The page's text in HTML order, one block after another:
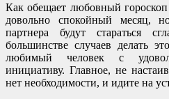
Как обещает любовный
довольно спокойный месяц,
партнера будут стараться
большинстве случаев делать
любимый человек с
инициативу. Главное, не
нет необходимости, и идите на